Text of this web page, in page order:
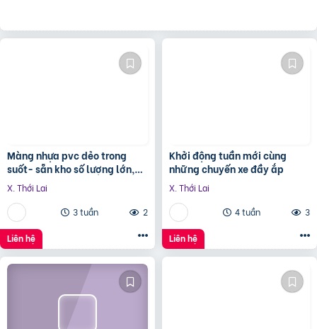
Màng nhựa pvc dẻo trong
suốt- sẵn kho số lượng lớn,
giá sỉ tận gốc
X. Thới Lai
3 tuần
2
Liên hệ
Khởi động tuần mới cùng
những chuyến xe đầy ắp
X. Thới Lai
4 tuần
3
Liên hệ